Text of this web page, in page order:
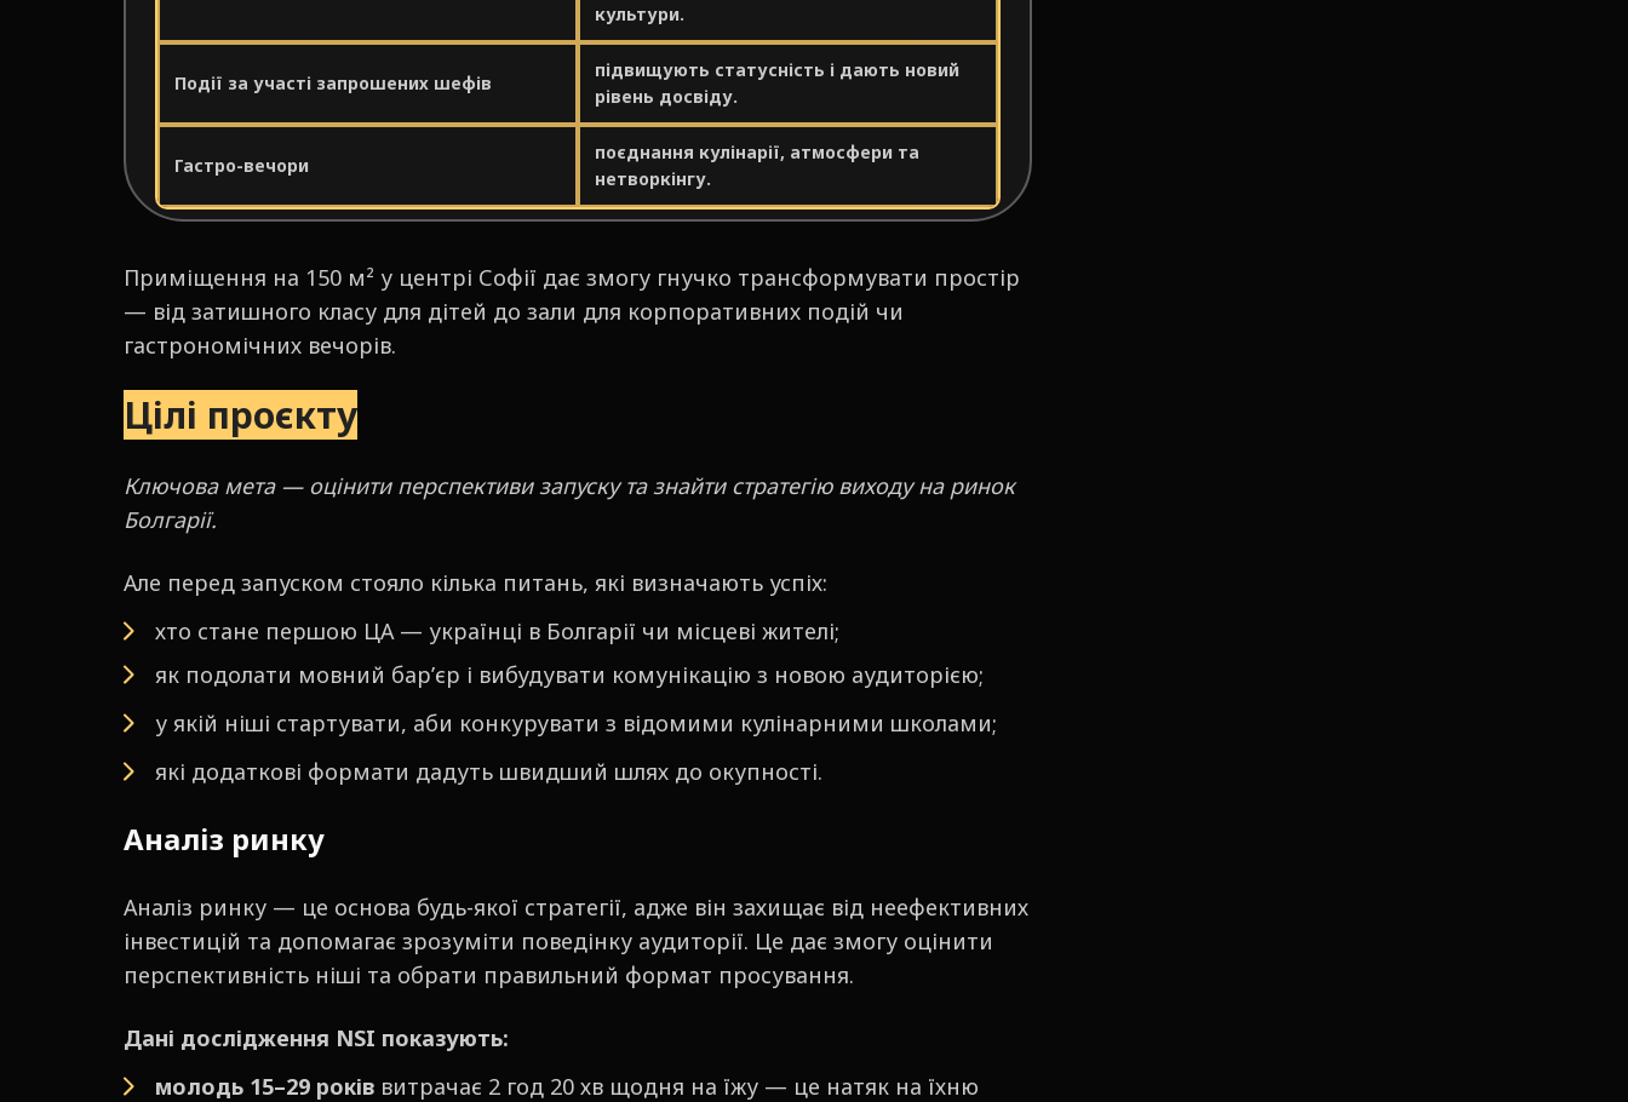
культури.
Події за участі запрошених шефів
підвищують статусність і дають новий
рівень досвіду.
Гастро-вечори
поєднання кулінарії, атмосфери та
нетворкінгу.
Приміщення на 150 м² у центрі Софії дає змогу гнучко трансформувати простір
— від затишного класу для дітей до зали для корпоративних подій чи
гастрономічних вечорів.
Цілі проєкту
Ключова мета — оцінити перспективи запуску та знайти стратегію виходу на ринок
Болгарії.
Але перед запуском стояло кілька питань, які визначають успіх:
хто стане першою ЦА — українці в Болгарії чи місцеві жителі;
як подолати мовний бар’єр і вибудувати комунікацію з новою аудиторією;
у якій ніші стартувати, аби конкурувати з відомими кулінарними школами;
які додаткові формати дадуть швидший шлях до окупності.
Аналіз ринку
Аналіз ринку — це основа будь-якої стратегії, адже він захищає від неефективних
інвестицій та допомагає зрозуміти поведінку аудиторії. Це дає змогу оцінити
перспективність ніші та обрати правильний формат просування.
Дані дослідження NSI показують:
молодь 15–29 років витрачає 2 год 20 хв щодня на їжу — це натяк на їхню